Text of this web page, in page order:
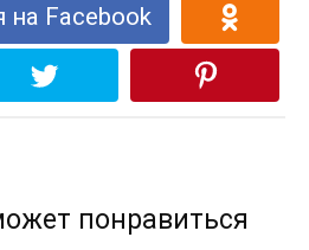
на Facebook
понравиться